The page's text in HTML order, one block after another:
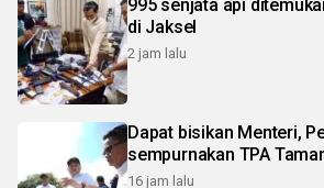
995 senjata api
di Jaksel
2 jam lalu
Dapat bisikan Menteri,
sempurnakan TPA
16 jam lalu